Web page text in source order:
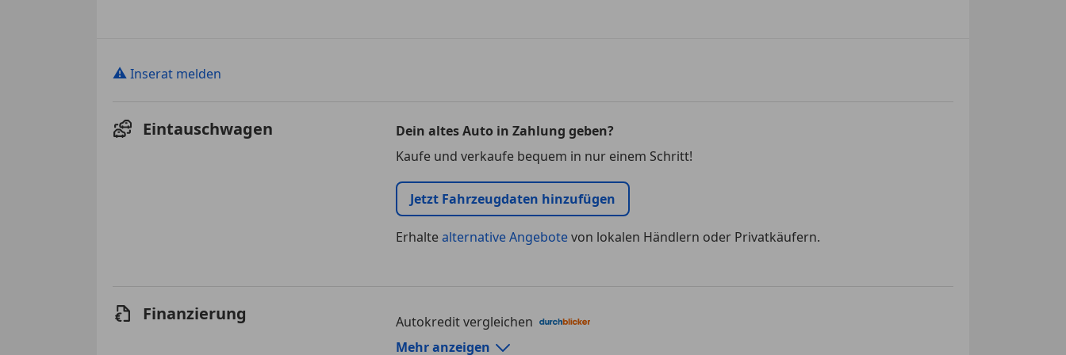
⚠ Inserat melden
Eintauschwagen
Dein altes Auto in Zahlung geben?
Kaufe und verkaufe bequem in nur einem Schritt!
Jetzt Fahrzeugdaten hinzufügen
Erhaltealternative Angebotevon lokalen Händlern oder Privatkäufern.
Finanzierung
Autokredit vergleichen
Autokredit-Rechner von durchblicker.at
Mehr anzeigen